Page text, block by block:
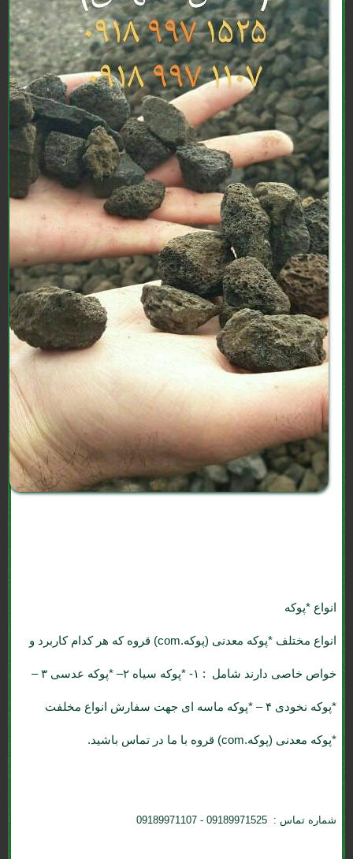
انواع *پوکه
انواع مختلف *پوکه معدنی (پوکه.com) قروه که هر کدام کاربرد و
خواص خاصی دارند شامل : ۱- *پوکه سیاه ۲– *پوکه عدسی ۳ –
*پوکه نخودی ۴ – *پوکه ماسه ای جهت سفارش انواع مخلفت
*پوکه معدنی (پوکه.com) قروه با ما در تماس باشید.
شماره تماس : 09189971525 - 09189971107